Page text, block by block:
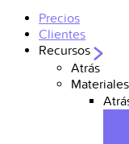
Precios
Clientes
Recursos
Atrás
Materiales